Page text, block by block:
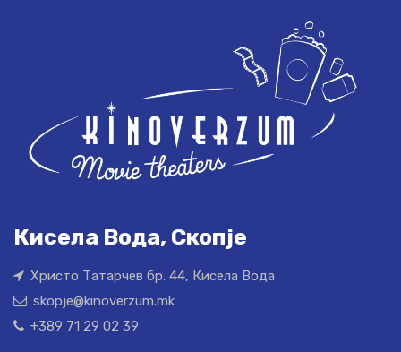
Кисела Вода, Скопје
Христо Татарчев бр. 44, Кисела Вода
skopje@kinoverzum.mk
+389 71 29 02 39